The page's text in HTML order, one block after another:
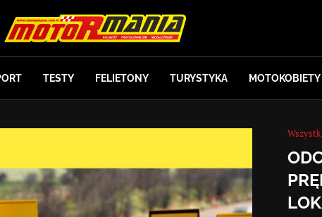
TESTY FELIETONY TURYSTYKA MOTOKOBIETY